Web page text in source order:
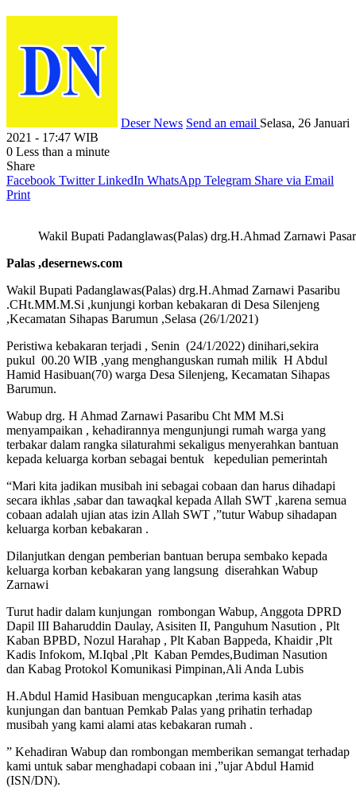
Deser News Send an email Selasa, 26 Januari
2021 - 17:47 WIB
0 Less than a minute
Share
Facebook Twitter LinkedIn WhatsApp Telegram Share via Email
Print
Wakil Bupati Padanglawas(Palas) drg.H.Ahmad Zarnawi
Palas ,desernews.com
Wakil Bupati Padanglawas(Palas) drg.H.Ahmad Zarnawi Pasaribu
.CHt.MM.M.Si ,kunjungi korban kebakaran di Desa Silenjeng
,Kecamatan Sihapas Barumun ,Selasa (26/1/2021)
Peristiwa kebakaran terjadi , Senin (24/1/2022) dinihari,sekira
pukul 00.20 WIB ,yang menghanguskan rumah milik H Abdul
Hamid Hasibuan(70) warga Desa Silenjeng, Kecamatan Sihapas
Barumun.
Wabup drg. H Ahmad Zarnawi Pasaribu Cht MM M.Si
menyampaikan , kehadirannya mengunjungi rumah warga yang
terbakar dalam rangka silaturahmi sekaligus menyerahkan bantuan
kepada keluarga korban sebagai bentuk kepedulian pemerintah
“Mari kita jadikan musibah ini sebagai cobaan dan harus dihadapi
secara ikhlas ,sabar dan tawaqkal kepada Allah SWT ,karena semua
cobaan adalah ujian atas izin Allah SWT ,”tutur Wabup sihadapan
keluarga korban kebakaran .
Dilanjutkan dengan pemberian bantuan berupa sembako kepada
keluarga korban kebakaran yang langsung diserahkan Wabup
Zarnawi
Turut hadir dalam kunjungan rombongan Wabup, Anggota DPRD
Dapil III Baharuddin Daulay, Asisiten II, Panguhum Nasution , Plt
Kaban BPBD, Nozul Harahap , Plt Kaban Bappeda, Khaidir ,Plt
Kadis Infokom, M.Iqbal ,Plt Kaban Pemdes,Budiman Nasution
dan Kabag Protokol Komunikasi Pimpinan,Ali Anda Lubis
H.Abdul Hamid Hasibuan mengucapkan ,terima kasih atas
kunjungan dan bantuan Pemkab Palas yang prihatin terhadap
musibah yang kami alami atas kebakaran rumah .
” Kehadiran Wabup dan rombongan memberikan semangat terhadap
kami untuk sabar menghadapi cobaan ini ,”ujar Abdul Hamid
(ISN/DN).